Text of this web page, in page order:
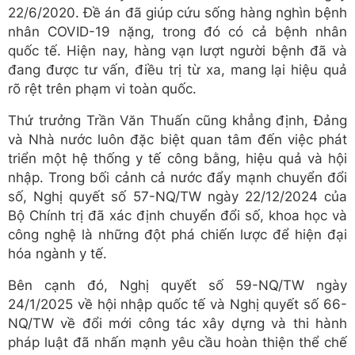
22/6/2020. Đề án đã giúp cứu sống hàng nghìn bệnh
nhân COVID-19 nặng, trong đó có cả bệnh nhân
quốc tế. Hiện nay, hàng vạn lượt người bệnh đã và
đang được tư vấn, điều trị từ xa, mang lại hiệu quả
rõ rệt trên phạm vi toàn quốc.
Thứ trưởng Trần Văn Thuấn cũng khẳng định, Đảng
và Nhà nước luôn đặc biệt quan tâm đến việc phát
triển một hệ thống y tế công bằng, hiệu quả và hội
nhập. Trong bối cảnh cả nước đẩy mạnh chuyển đổi
số, Nghị quyết số 57-NQ/TW ngày 22/12/2024 của
Bộ Chính trị đã xác định chuyển đổi số, khoa học và
công nghệ là những đột phá chiến lược để hiện đại
hóa ngành y tế.
Bên cạnh đó, Nghị quyết số 59-NQ/TW ngày
24/1/2025 về hội nhập quốc tế và Nghị quyết số 66-
NQ/TW về đổi mới công tác xây dựng và thi hành
pháp luật đã nhấn mạnh yêu cầu hoàn thiện thể chế